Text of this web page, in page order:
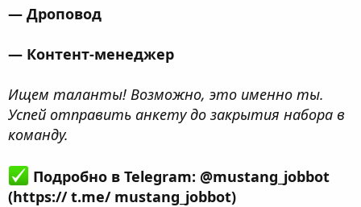
— Дроповод
— Контент-менеджер
Ищем таланты! Возможно, это именно ты.
Успей отправить анкету до закрытия набора в
команду.
Подробно в Telegram: @mustang_jobbot
(https:// t.me/ mustang_jobbot)